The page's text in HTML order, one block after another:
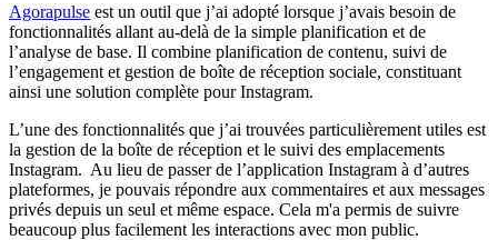
Agorapulse est un outil que j’ai adopté lorsque j’avais besoin de
fonctionnalités allant au-delà de la simple planification et de
l’analyse de base. Il combine planification de contenu, suivi de
l’engagement et gestion de boîte de réception sociale, constituant
ainsi une solution complète pour Instagram.
L’une des fonctionnalités que j’ai trouvées particulièrement utiles est
la gestion de la boîte de réception et le suivi des emplacements
Instagram. Au lieu de passer de l’application Instagram à d’autres
plateformes, je pouvais répondre aux commentaires et aux messages
privés depuis un seul et même espace. Cela m'a permis de suivre
beaucoup plus facilement les interactions avec mon public.